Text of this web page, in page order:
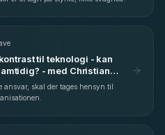
til teknologi - kan
- med Christian
ansvar, skal der tages hensyn til